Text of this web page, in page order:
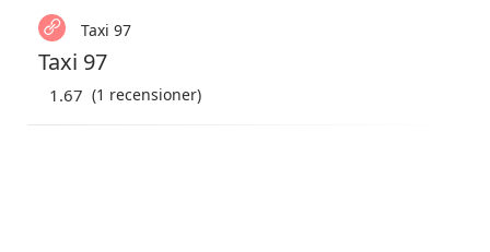
Taxi 97
Taxi 97
1.67 (1 recensioner)